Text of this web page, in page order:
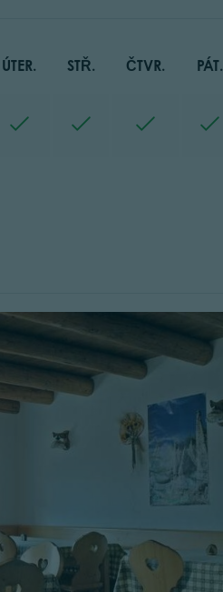
ÚTER. STŘ. ČTVR. PÁT.